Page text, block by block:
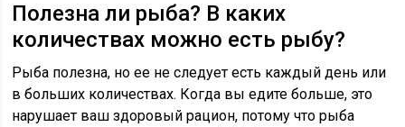
Полезна ли рыба? В каких
количествах можно есть рыбу?
Рыба полезна, но ее не следует есть каждый день или
в больших количествах. Когда вы едите больше, это
нарушает ваш здоровый рацион, потому что рыба